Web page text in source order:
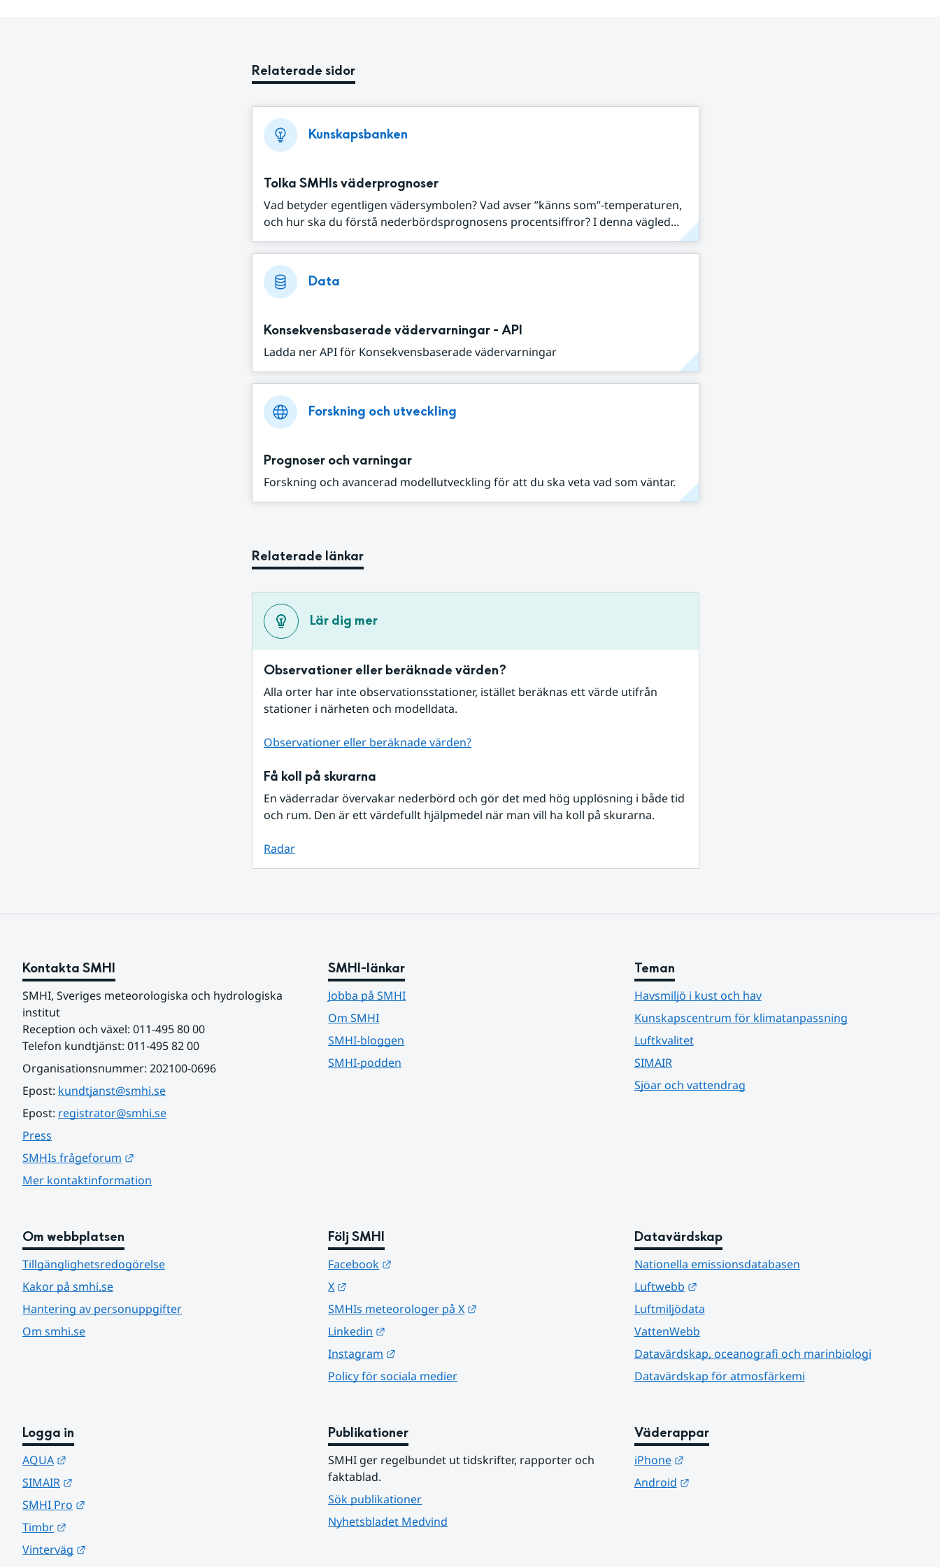
Relaterade sidor
Kunskapsbanken
Tolka SMHIs väderprognoser
Vad betyder egentligen vädersymbolen? Vad avser ”känns som”-temperaturen,
och hur ska du förstå nederbördsprognosens procentsiffror? I denna vägled...
Data
Konsekvensbaserade vädervarningar - API
Ladda ner API för Konsekvensbaserade vädervarningar
Forskning och utveckling
Prognoser och varningar
Forskning och avancerad modellutveckling för att du ska veta vad som väntar.
Relaterade länkar
Lär dig mer
Observationer eller beräknade värden?
Alla orter har inte observationsstationer, istället beräknas ett värde utifrån
stationer i närheten och modelldata.
Observationer eller beräknade värden?
Få koll på skurarna
En väderradar övervakar nederbörd och gör det med hög upplösning i både tid
och rum. Den är ett värdefullt hjälpmedel när man vill ha koll på skurarna.
Radar
Kontakta SMHI
SMHI, Sveriges meteorologiska och hydrologiska
institut
Reception och växel: 011-495 80 00
Telefon kundtjänst: 011-495 82 00
Organisationsnummer: 202100-0696
Epost: kundtjanst@smhi.se
Epost: registrator@smhi.se
Press
SMHIs frågeforum
Mer kontaktinformation
SMHI-länkar
Jobba på SMHI
Om SMHI
SMHI-bloggen
SMHI-podden
Teman
Havsmiljö i kust och hav
Kunskapscentrum för klimatanpassning
Luftkvalitet
SIMAIR
Sjöar och vattendrag
Om webbplatsen
Tillgänglighetsredogörelse
Kakor på smhi.se
Hantering av personuppgifter
Om smhi.se
Följ SMHI
Facebook
X
SMHIs meteorologer på X
Linkedin
Instagram
Policy för sociala medier
Datavärdskap
Nationella emissionsdatabasen
Luftwebb
Länk till annan webbplats.
Luftmiljödata
VattenWebb
Datavärdskap, oceanografi och marinbiologi
Datavärdskap för atmosfärkemi
Logga in
AQUA
SIMAIR
SMHI Pro
Timbr
Vinterväg
Publikationer
SMHI ger regelbundet ut tidskrifter, rapporter och
faktablad.
Sök publikationer
Nyhetsbladet Medvind
Väderappar
iPhone
Länk till annan webbplats.
Android
Länk till annan webbplats.